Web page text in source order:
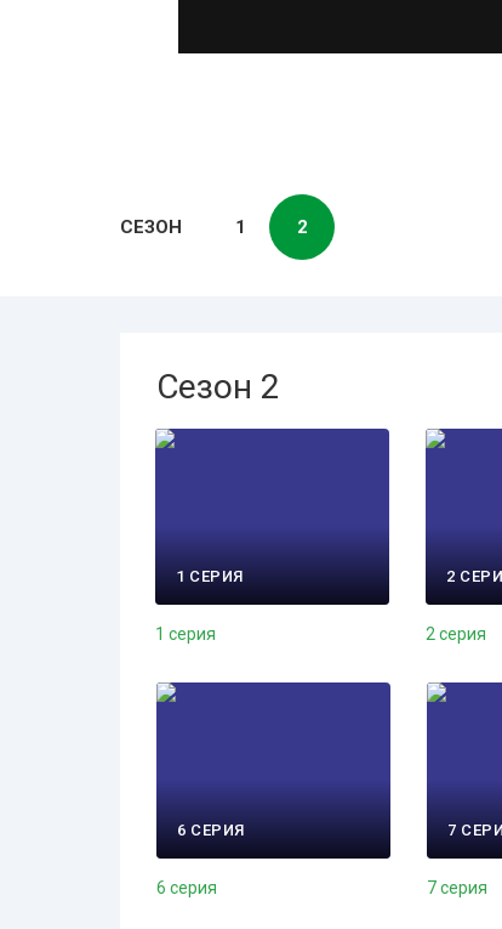
СЕЗОН 1 2
Сезон 2
1 СЕРИЯ
1 серия
2
2 серия
6 СЕРИЯ
6 серия
7
7 серия